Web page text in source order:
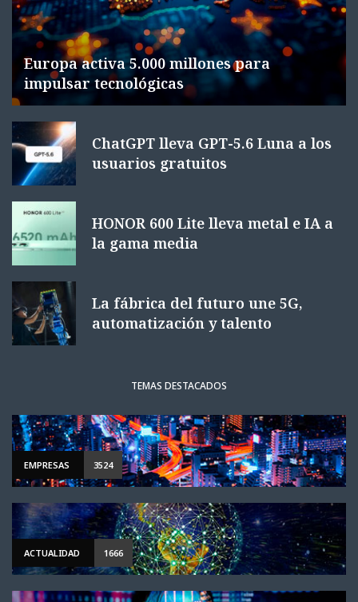
Europa activa 5.000 millones para
impulsar tecnológicas
ChatGPT lleva GPT-5.6 Luna a los
usuarios gratuitos
HONOR 600 Lite lleva metal e IA a
la gama media
La fábrica del futuro une 5G,
automatización y talento
TEMAS DESTACADOS
EMPRESAS 3524
ACTUALIDAD 1666